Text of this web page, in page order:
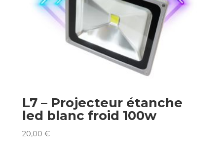
L7 – Projecteur étanche
led blanc froid 100w
20,00 €